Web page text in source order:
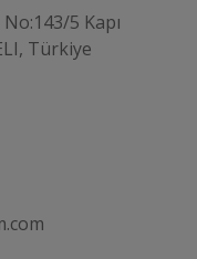
5 Kapı
Türkiye